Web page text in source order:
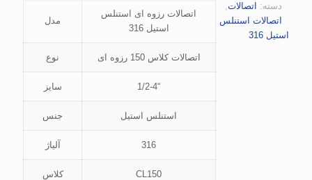
اتصالات رزوه ای استنلس
استیل 316
مدل
اتصالات کلاس 150 رزوه ای نوع
“1/2-4 سایز
استنلس استیل جنس
316 آلیاژ
CL150 کلاس
دسته: اتصالات,
اتصالات استنلس
استیل 316